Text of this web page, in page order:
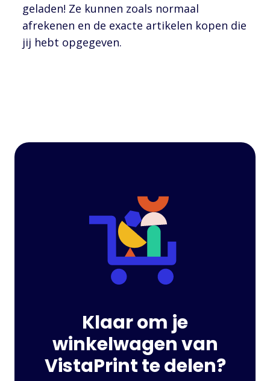
geladen! Ze kunnen zoals normaal
afrekenen en de exacte artikelen kopen die
jij hebt opgegeven.
Klaar om je
winkelwagen van
VistaPrint te delen?